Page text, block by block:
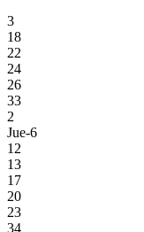
3
18
22
24
26
33
2
Jue-6
12
13
17
20
23
34